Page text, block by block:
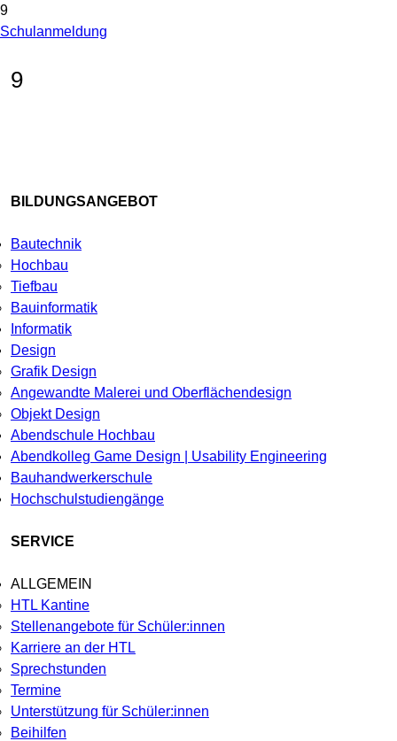
9
Schulanmeldung
9
BILDUNGSANGEBOT
Bautechnik
Hochbau
Tiefbau
Bauinformatik
Informatik
Design
Grafik Design
Angewandte Malerei und Oberflächendesign
Objekt Design
Abendschule Hochbau
Abendkolleg Game Design | Usability Engineering
Bauhandwerkerschule
Hochschulstudiengänge
SERVICE
ALLGEMEIN
HTL Kantine
Stellenangebote für Schüler:innen
Karriere an der HTL
Sprechstunden
Termine
Unterstützung für Schüler:innen
Beihilfen